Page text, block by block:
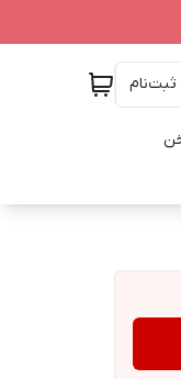
ثبت‌نام